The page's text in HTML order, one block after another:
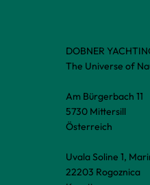
DOBNER
The Universe of
Am Bürgerbach 11
5730 Mittersill
Österreich
Uvala Soline 1,
22203 Rogoznica